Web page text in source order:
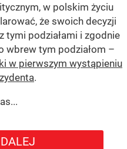
w polskim życiu
że swoich decyzji
tymi podziałami i zgodnie
wbrew tym podziałom –
w pierwszym wystąpieniu
.